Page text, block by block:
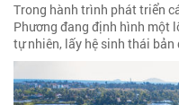
Trong hành trình phát triển
Phương đang định hình một
tự nhiên, lấy hệ sinh thái